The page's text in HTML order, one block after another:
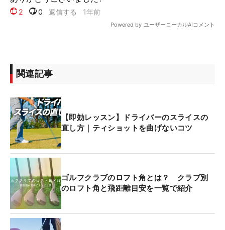
関連記事
【即効レッスン】ドライバーのスライスの
直し方｜ティショットを曲げないコツ
ゴルフクラブのロフト角とは？ クラブ別
のロフト角と飛距離目安を一覧で紹介